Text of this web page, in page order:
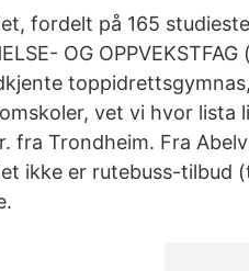
fordelt på 165
OG OPPVEKSTFAG
vet vi hvor lista
fra Trondheim. Fra
ikke er rutebuss-tilbud